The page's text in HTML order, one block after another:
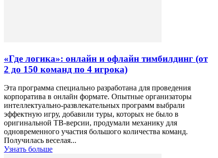
«Где логика»: онлайн и офлайн тимбилдинг (от
2 до 150 команд по 4 игрока)
Эта программа специально разработана для проведения
корпоратива в онлайн формате. Опытные организаторы
интеллектуально-развлекательных программ выбрали
эффектную игру, добавили туры, которых не было в
оригинальной ТВ-версии, продумали механику для
одновременного участия большого количества команд.
Получилась веселая...
Узнать больше